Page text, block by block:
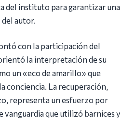
del instituto para garantizar una
autor.
con la participación del
la interpretación de su
un «eco de amarillo» que
conciencia. La recuperación,
representa un esfuerzo por
vanguardia que utilizó barnices y